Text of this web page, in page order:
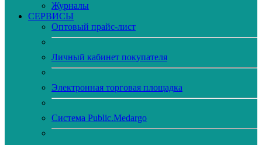
Журналы
CЕРВИСЫ
Оптовый прайс-лист
Личный кабинет покупателя
Электронная торговая площадка
Система Public.Medargo